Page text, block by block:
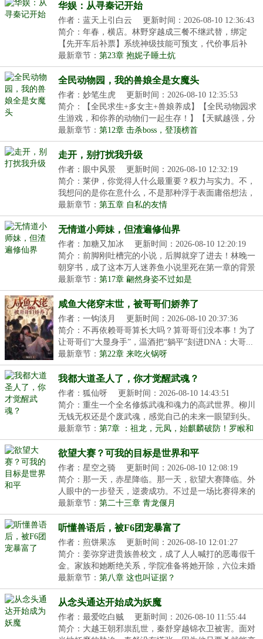
华娱：从寻秦记开始
作者：蓝天上引白云
更新时间：2026-08-10 12:36:43
简介：年春，横店。林野穿越成三餐不继武替，绑定
【先开车后补票】系统神级技能可预支，代价事后补
尝。别...
最新章节： 第23章 抱妮子睡土炕
全民动物园，我的兽娘全是女魔头
作者：妙笔生虎
更新时间：2026-08-10 12:35:53
简介：【全民求生+多女主+兽娘养成】【全民动物园求
生游戏，和你养的动物们一起生存！】【天赋越强，分
配...
最新章节： 第12章 击杀boss，登顶榜首
走开，别打扰我升级
作者：眼中风景
更新时间：2026-08-10 12:32:19
简介：莱伊，你觉得人什么最重要？权力与实力。不，
我想问的是你在意什么，不是那种浮于表面庸俗想法，
而...
最新章节： 第五章 自私的友情
无情道小师妹，但渣遍修仙界
作者：加糖又加冰
更新时间：2026-08-10 12:20:19
简介：前脚刚吐槽完的小说，后脚就穿了进去！林晚一
朝穿书，成了这本万人迷养鱼小说里死在第一章的背景
板...
最新章节： 第17章 翩然身姿不过如是
咸鱼大佬穿末世，被哥哥们娇养了
作者：一钩淡月
更新时间：2026-08-10 20:37:36
简介：不再依赖哥哥算长大吗？算哥哥们没本事！为了
让哥哥们“大显身手”，温酒把“躺平”刻进DNA：大哥...
最新章节： 第22章 来吃火锅呀
我都大道圣人了，你才觉醒武魂？
作者：狐仙呀
更新时间：2026-08-10 14:43:51
简介：重生一个全名修炼武魂和魂力的高武世界。柳川
无钱无权还是个废武魂，感觉自己的未来一眼望到头。
可...
最新章节： 第7章 ：祖龙，元凤，始麒麟破防！罗睺和
鸿钧算计我们？
欲望大赛？可我的目标是世界和平
作者：星空之骑
更新时间：2026-08-10 12:08:19
简介：那一天，赤星降临。那一天，欲望大赛降临。外
人眼中的一步登天，逆袭成功。不过是一场比赛得来的
奖...
最新章节： 第二十三章 青龙偃月
听懂兽语后，被F6团宠暴富了
作者：煎饼果冻
更新时间：2026-08-10 12:01:27
简介：姜弥穿进贵族兽校文，成了人人喊打的恶毒假千
金。家族和她断绝关系，学院准备将她开除，六位未婚
夫...
最新章节： 第八章 这也叫证据？
从念头通达开始成为妖魔
作者：最爱吃白贼
更新时间：2026-08-10 11:55:44
简介：大越王朝邪祟乱世，秦舒穿越锦衣卫被害。面对